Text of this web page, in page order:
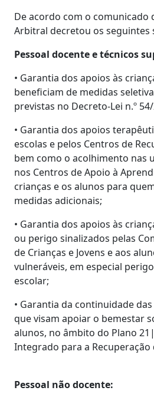
De acordo com o comunicado
Arbitral decretou os seguintes
Pessoal docente e técnicos
• Garantia dos apoios às
beneficiam de medidas
previstas no Decreto-Lei n.º
• Garantia dos apoios
escolas e pelos Centros de
bem como o acolhimento nas
nos Centros de Apoio à
crianças e os alunos para
medidas adicionais;
• Garantia dos apoios às
ou perigo sinalizados pelas
de Crianças e Jovens e aos
vulneráveis, em especial
escolar;
• Garantia da continuidade
que visam apoiar o bemestar
alunos, no âmbito do Plano
Integrado para a Recuperação
Pessoal não docente: